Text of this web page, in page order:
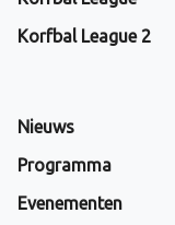
Korfbal League 2
Nieuws
Programma
Evenementen